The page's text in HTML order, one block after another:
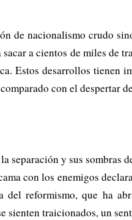
de nacionalismo crudo
a cientos de miles de
Estos desarrollos tienen
con el despertar
separación y sus sombras
con los enemigos
del reformismo, que ha
sienten traicionados, un